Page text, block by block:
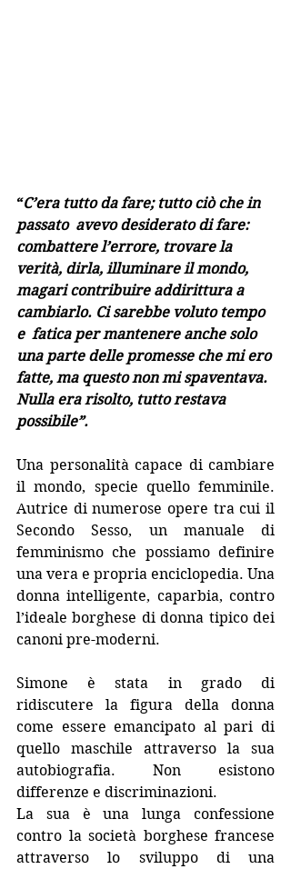
“C’era tutto da fare; tutto ciò che in
passato  avevo desiderato di fare:
combattere l’errore, trovare la
verità, dirla, illuminare il mondo,
magari contribuire addirittura a
cambiarlo. Ci sarebbe voluto tempo
e  fatica per mantenere anche solo
una parte delle promesse che mi ero
fatte, ma questo non mi spaventava.
Nulla era risolto, tutto restava
possibile”.
Una personalità capace di cambiare
il mondo, specie quello femminile.
Autrice di numerose opere tra cui il
Secondo Sesso, un manuale di
femminismo che possiamo definire
una vera e propria enciclopedia. Una
donna intelligente, caparbia, contro
l’ideale borghese di donna tipico dei
canoni pre-moderni.
Simone è stata in grado di
ridiscutere la figura della donna
come essere emancipato al pari di
quello maschile attraverso la sua
autobiografia. Non esistono
differenze e discriminazioni.
La sua è una lunga confessione
contro la società borghese francese
attraverso lo sviluppo di una